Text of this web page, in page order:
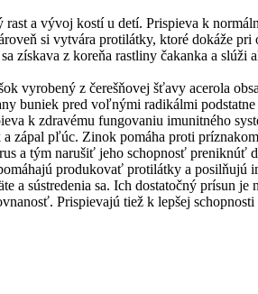
rast a vývoj kostí u detí. Prispieva k
si vytvára protilátky, ktoré dokáže
získava z koreňa rastliny čakanka a
vyrobený z čerešňovej šťavy acerola
buniek pred voľnými radikálmi
k zdravému fungovaniu imunitného
zápal pľúc. Zinok pomáha proti
a tým narušiť jeho schopnosť preniknúť
produkovať protilátky a posilňujú
a sústredenia sa. Ich dostatočný prísun
Prispievajú tiež k lepšej